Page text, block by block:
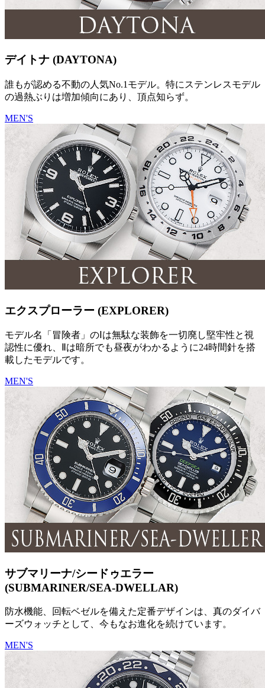
デイトナ (DAYTONA)
誰もが認める不動の人気No.1モデル。特にステンレスモデル
の過熱ぶりは増加傾向にあり、頂点知らず。
MEN'S
エクスプローラー (EXPLORER)
モデル名「冒険者」のⅠは無駄な装飾を一切廃し堅牢性と視
認性に優れ、Ⅱは暗所でも昼夜がわかるように24時間針を搭
載したモデルです。
MEN'S
サブマリーナ/シードゥエラー
(SUBMARINER/SEA-DWELLAR)
防水機能、回転ベゼルを備えた定番デザインは、真のダイバ
ーズウォッチとして、今もなお進化を続けています。
MEN'S